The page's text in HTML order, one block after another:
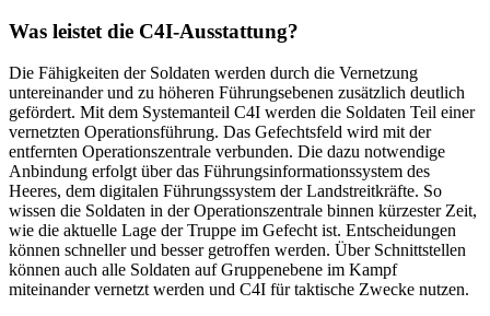
Was leistet die C4I-Ausstattung?
Die Fähigkeiten der Soldaten werden durch die Vernetzung
untereinander und zu höheren Führungsebenen zusätzlich deutlich
gefördert. Mit dem Systemanteil C4I werden die Soldaten Teil einer
vernetzten Operationsführung. Das Gefechtsfeld wird mit der
entfernten Operationszentrale verbunden. Die dazu notwendige
Anbindung erfolgt über das Führungsinformationssystem des
Heeres, dem digitalen Führungssystem der Landstreitkräfte. So
wissen die Soldaten in der Operationszentrale binnen kürzester Zeit,
wie die aktuelle Lage der Truppe im Gefecht ist. Entscheidungen
können schneller und besser getroffen werden. Über Schnittstellen
können auch alle Soldaten auf Gruppenebene im Kampf
miteinander vernetzt werden und C4I für taktische Zwecke nutzen.